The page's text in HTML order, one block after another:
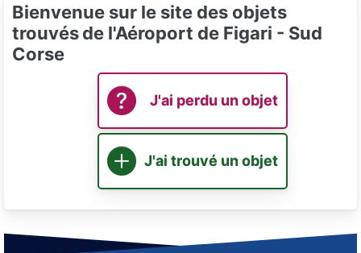
Bienvenue sur le site des objets
trouvésde l'Aéroport de Figari - Sud
Corse
J'ai perdu un objet
J'ai trouvé un objet